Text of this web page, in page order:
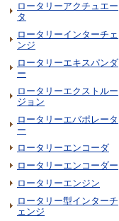
ロータリーアクチュエー
タ
ロータリーインターチェ
ンジ
ロータリーエキスパンダ
ー
ロータリーエクストルー
ジョン
ロータリーエバポレータ
ー
ロータリーエンコーダ
ロータリーエンコーダー
ロータリーエンジン
ロータリー型インターチ
ェンジ